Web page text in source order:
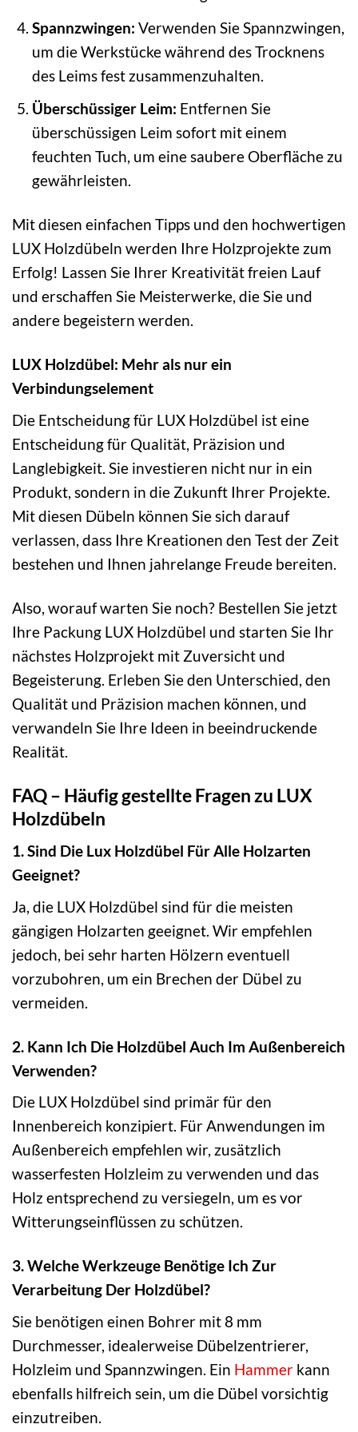
Spannzwingen: Verwenden Sie Spannzwingen,
um die Werkstücke während des Trocknens
des Leims fest zusammenzuhalten.
Überschüssiger Leim: Entfernen Sie
überschüssigen Leim sofort mit einem
feuchten Tuch, um eine saubere Oberfläche zu
gewährleisten.
Mit diesen einfachen Tipps und den hochwertigen
LUX Holzdübeln werden Ihre Holzprojekte zum
Erfolg! Lassen Sie Ihrer Kreativität freien Lauf
und erschaffen Sie Meisterwerke, die Sie und
andere begeistern werden.
LUX Holzdübel: Mehr als nur ein
Verbindungselement
Die Entscheidung für LUX Holzdübel ist eine
Entscheidung für Qualität, Präzision und
Langlebigkeit. Sie investieren nicht nur in ein
Produkt, sondern in die Zukunft Ihrer Projekte.
Mit diesen Dübeln können Sie sich darauf
verlassen, dass Ihre Kreationen den Test der Zeit
bestehen und Ihnen jahrelange Freude bereiten.
Also, worauf warten Sie noch? Bestellen Sie jetzt
Ihre Packung LUX Holzdübel und starten Sie Ihr
nächstes Holzprojekt mit Zuversicht und
Begeisterung. Erleben Sie den Unterschied, den
Qualität und Präzision machen können, und
verwandeln Sie Ihre Ideen in beeindruckende
Realität.
FAQ – Häufig gestellte Fragen zu LUX
Holzdübeln
1. Sind Die Lux Holzdübel Für Alle Holzarten
Geeignet?
Ja, die LUX Holzdübel sind für die meisten
gängigen Holzarten geeignet. Wir empfehlen
jedoch, bei sehr harten Hölzern eventuell
vorzubohren, um ein Brechen der Dübel zu
vermeiden.
2. Kann Ich Die Holzdübel Auch Im Außenbereich
Verwenden?
Die LUX Holzdübel sind primär für den
Innenbereich konzipiert. Für Anwendungen im
Außenbereich empfehlen wir, zusätzlich
wasserfesten Holzleim zu verwenden und das
Holz entsprechend zu versiegeln, um es vor
Witterungseinflüssen zu schützen.
3. Welche Werkzeuge Benötige Ich Zur
Verarbeitung Der Holzdübel?
Sie benötigen einen Bohrer mit 8 mm
Durchmesser, idealerweise Dübelzentrierer,
Holzleim und Spannzwingen. Ein Hammer kann
ebenfalls hilfreich sein, um die Dübel vorsichtig
einzutreiben.